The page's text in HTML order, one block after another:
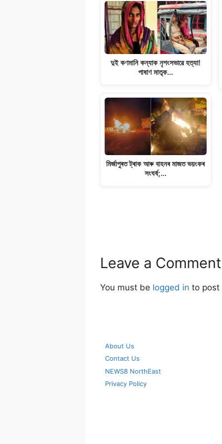
দুই কণমানি কন্যাক নৃশংসভাৱে হত্যা!
পাষাণ মাতৃক…
মিৰ্জাপুৰত ট্ৰাক আৰু বাহনৰ মাজত ভয়ংকৰ
সংঘৰ্ষ;…
Leave a Comment
You must be logged in to post
About Us
Contact Us
NEWS8 NorthEast
Privacy Policy